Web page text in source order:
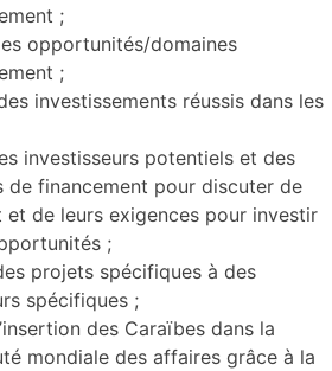
;
opportunités/domaines
;
investissements réussis dans les
investisseurs potentiels et des
de financement pour discuter de
et de leurs exigences pour investir
;
projets spécifiques à des
spécifiques ;
des Caraïbes dans la
mondiale des affaires grâce à la